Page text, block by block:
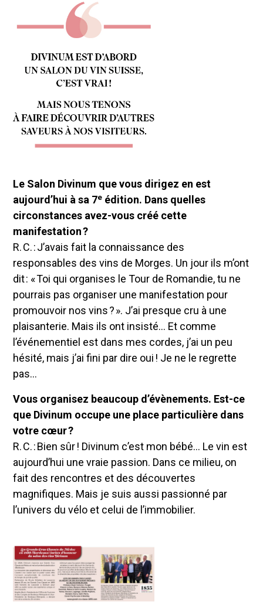
Le Salon Divinum que vous dirigez en est
aujourd’hui à sa 7e édition. Dans quelles
circonstances avez-vous créé cette
manifestation ?
R. C. : J’avais fait la connaissance des
responsables des vins de Morges. Un jour ils m’ont
dit : « Toi qui organises le Tour de Romandie, tu ne
pourrais pas organiser une manifestation pour
promouvoir nos vins ? ». J’ai presque cru à une
plaisanterie. Mais ils ont insisté… Et comme
l’événementiel est dans mes cordes, j’ai un peu
hésité, mais j’ai fini par dire oui ! Je ne le regrette
pas…
Vous organisez beaucoup d’évènements. Est-ce
que Divinum occupe une place particulière dans
votre cœur ?
R. C. : Bien sûr ! Divinum c’est mon bébé… Le vin est
aujourd’hui une vraie passion. Dans ce milieu, on
fait des rencontres et des découvertes
magnifiques. Mais je suis aussi passionné par
l’univers du vélo et celui de l’immobilier.